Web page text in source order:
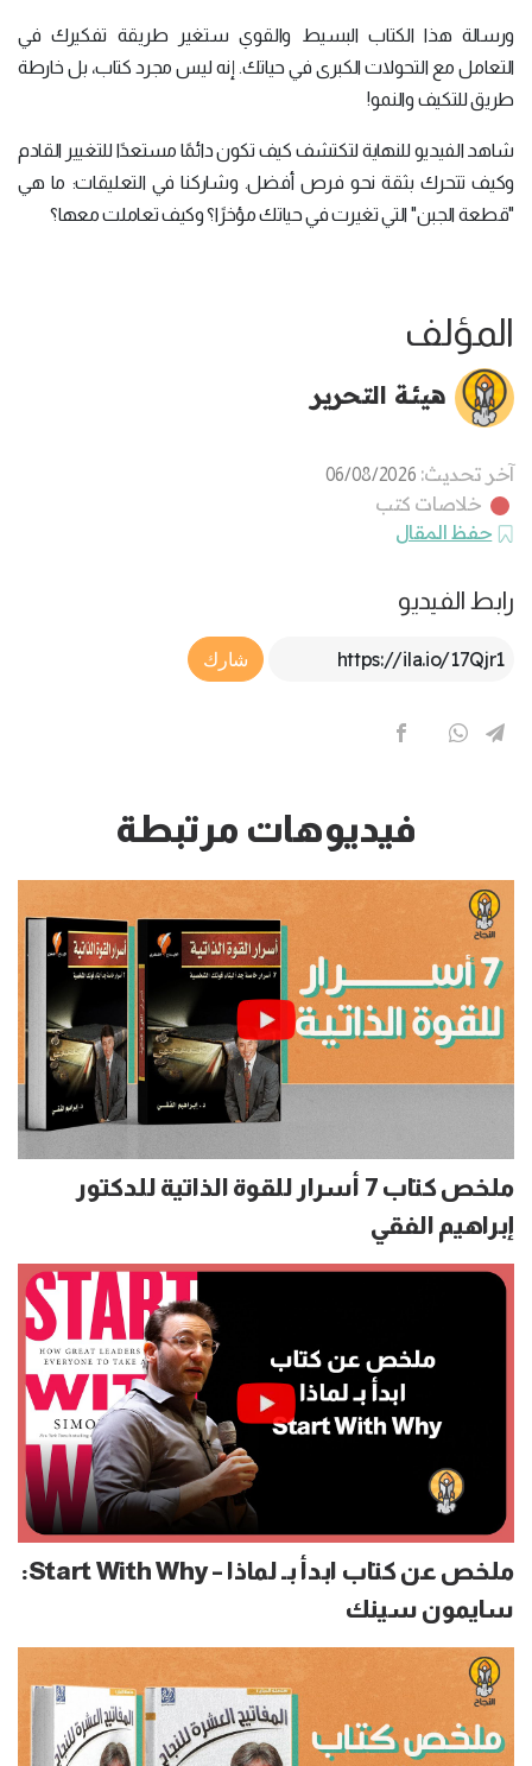
ورسالة هذا الكتاب البسيط والقوي ستغير طريقة تفكيرك في
التعامل مع التحولات الكبرى في حياتك. إنه ليس مجرد كتاب، بل خارطة
طريق للتكيف والنمو!
شاهد الفيديو للنهاية لتكتشف كيف تكون دائمًا مستعدًا للتغيير القادم
وكيف تتحرك بثقة نحو فرص أفضل. وشاركنا في التعليقات: ما هي
"قطعة الجبن" التي تغيرت في حياتك مؤخرًا؟ وكيف تعاملت معها؟
المؤلف
هيئة التحرير
آخر تحديث: 06/08/2026
خلاصات كتب
حفظ المقال
رابط الفيديو
Article Link
شارك
فيديوهات مرتبطة
ملخص كتاب 7 أسرار للقوة الذاتية للدكتور
إبراهيم الفقي
ملخص عن كتاب ابدأ بـ لماذا – Start With Why:
سايمون سينك